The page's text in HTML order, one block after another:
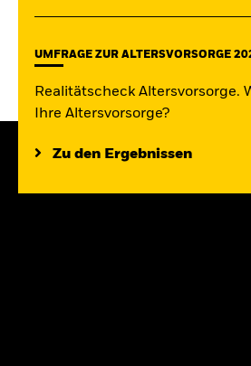
UMFRAGE ZUR ALTERSVORSORGE
Realitätscheck Altersvorsorge.
Ihre Altersvorsorge?
Zu den Ergebnissen